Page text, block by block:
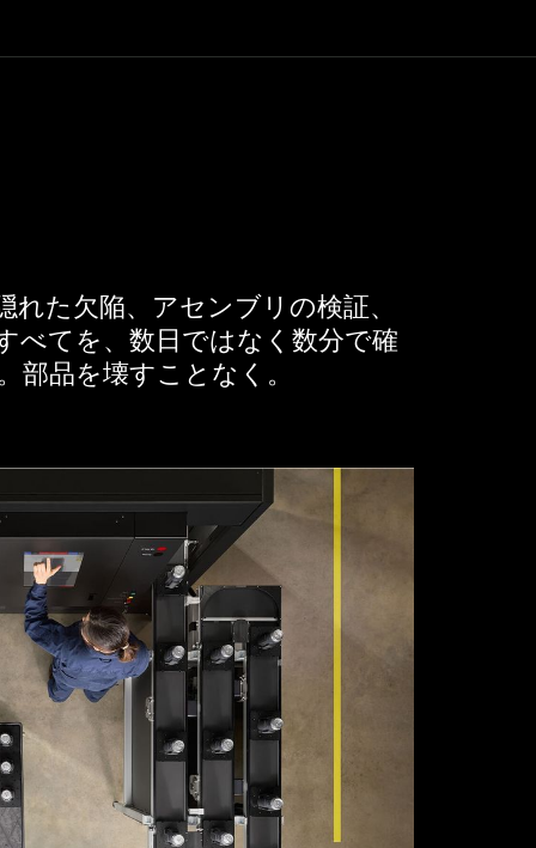
れた欠陥、アセンブリの検証、
べてを、数日ではなく数分で確
部品を壊すことなく。